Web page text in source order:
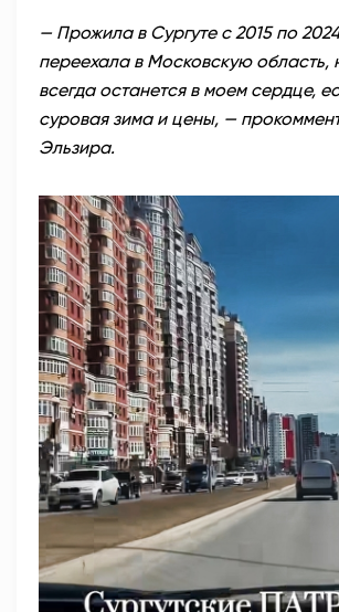
— Прожила в Сургуте с 2015 по
переехала в Московскую область,
всегда останется в моем сердце,
суровая зима и цены, —
Эльзира.